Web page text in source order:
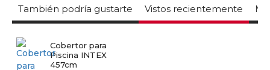
También podría gustarte Vistos recientemente
Cobertor para
Piscina INTEX
457cm